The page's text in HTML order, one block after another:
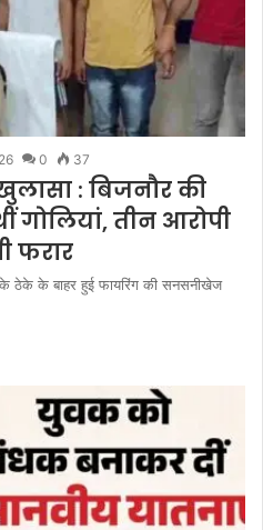
0 37
: बिजनौर की
गोलियां, तीन आरोपी
फरार
के ठेके के बाहर हुई फायरिंग की सनसनीखेज